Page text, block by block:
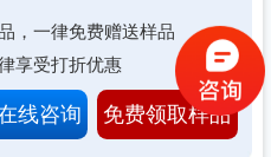
，一律免费赠送样品
享受打折优惠
线咨询 免费领取样品